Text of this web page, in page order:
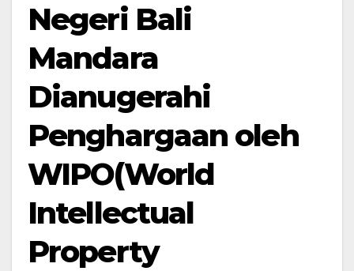
Negeri Bali
Mandara
Dianugerahi
Penghargaan oleh
WIPO(World
Intellectual
Property